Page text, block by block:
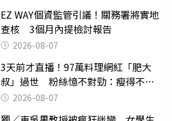
EZ WAY個資監管引議！關務署將實地
查核 3個月內提檢討報告
2026-08-07
3天前才直播！97萬料理網紅「肥大
叔」過世 粉絲憶不對勁：瘦得不合
理 2026-08-07